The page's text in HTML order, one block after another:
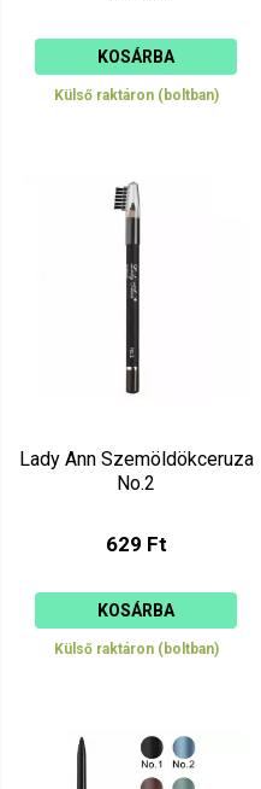
KOSÁRBA
Külső raktáron (boltban)
Lady Ann Szemöldökceruza
No.2
629 Ft
KOSÁRBA
Külső raktáron (boltban)